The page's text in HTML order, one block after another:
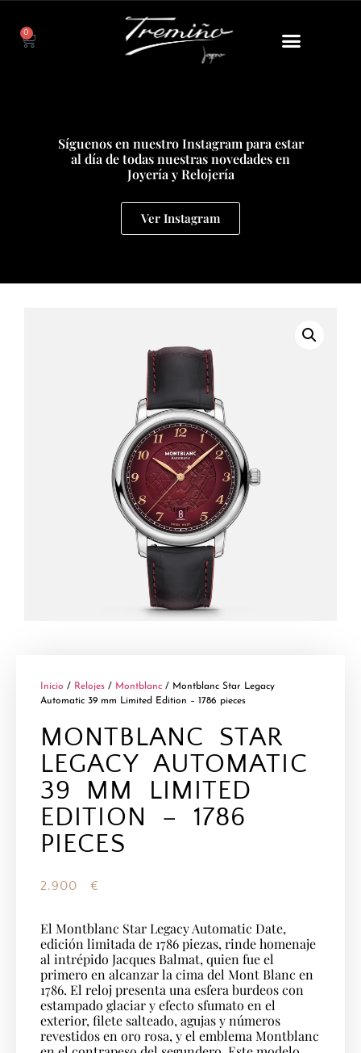
0
Síguenos en nuestro Instagram para estar
al día de todas nuestras novedades en
Joyería y Relojería
Ver Instagram
Inicio / Relojes / Montblanc / Montblanc Star Legacy
Automatic 39 mm Limited Edition – 1786 pieces
MONTBLANC STAR
LEGACY AUTOMATIC
39 MM LIMITED
EDITION – 1786
PIECES
2.900 €
El Montblanc Star Legacy Automatic Date,
edición limitada de 1786 piezas, rinde homenaje
al intrépido Jacques Balmat, quien fue el
primero en alcanzar la cima del Mont Blanc en
1786. El reloj presenta una esfera burdeos con
estampado glaciar y efecto sfumato en el
exterior, filete salteado, agujas y números
revestidos en oro rosa, y el emblema Montblanc